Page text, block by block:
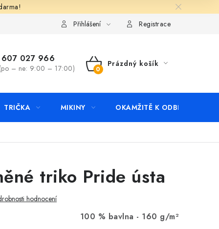
KontaktyPřihlášení Registrace
607 027 966
(po – ne: 9:00 – 17:00)
NÁKUPNÍ
Prázdný košík
TRIČKA MIKINY OKAMŽITĚ K ODBĚRU
triko Pride ústa
hodnocení
100 % bavlna - 160 g/m²